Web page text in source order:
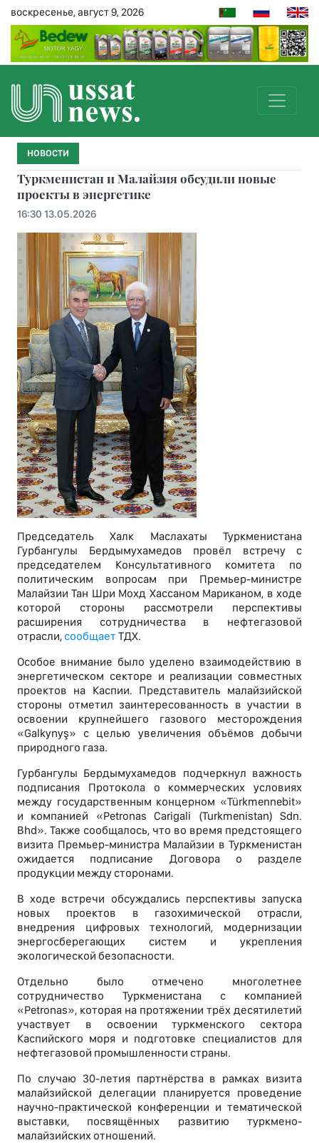
воскресенье, август 9, 2026
НОВОСТИ
Туркменистан и Малайзия обсудили новые
проекты в энергетике
16:30 13.05.2026
Председатель Халк Маслахаты Туркменистана
Гурбангулы Бердымухамедов провёл встречу с
председателем Консультативного комитета по
политическим вопросам при Премьер-министре
Малайзии Тан Шри Мохд Хассаном Мариканом, в ходе
которой стороны рассмотрели перспективы
расширения сотрудничества в нефтегазовой
отрасли, сообщаетТДХ.
Особое внимание было уделено взаимодействию в
энергетическом секторе и реализации совместных
проектов на Каспии. Представитель малайзийской
стороны отметил заинтересованность в участии в
освоении крупнейшего газового месторождения
«Galkynyş» с целью увеличения объёмов добычи
природного газа.
Гурбангулы Бердымухамедов подчеркнул важность
подписания Протокола о коммерческих условиях
между государственным концерном «Türkmennebit»
и компанией «Petronas Carigali (Turkmenistan) Sdn.
Bhd». Также сообщалось, что во время предстоящего
визита Премьер-министра Малайзии в Туркменистан
ожидается подписание Договора о разделе
продукции между сторонами.
В ходе встречи обсуждались перспективы запуска
новых проектов в газохимической отрасли,
внедрения цифровых технологий, модернизации
энергосберегающих систем и укрепления
экологической безопасности.
Отдельно было отмечено многолетнее
сотрудничество Туркменистана с компанией
«Petronas», которая на протяжении трёх десятилетий
участвует в освоении туркменского сектора
Каспийского моря и подготовке специалистов для
нефтегазовой промышленности страны.
По случаю 30-летия партнёрства в рамках визита
малайзийской делегации планируется проведение
научно-практической конференции и тематической
выставки, посвящённых развитию туркмено-
малайзийских отношений.